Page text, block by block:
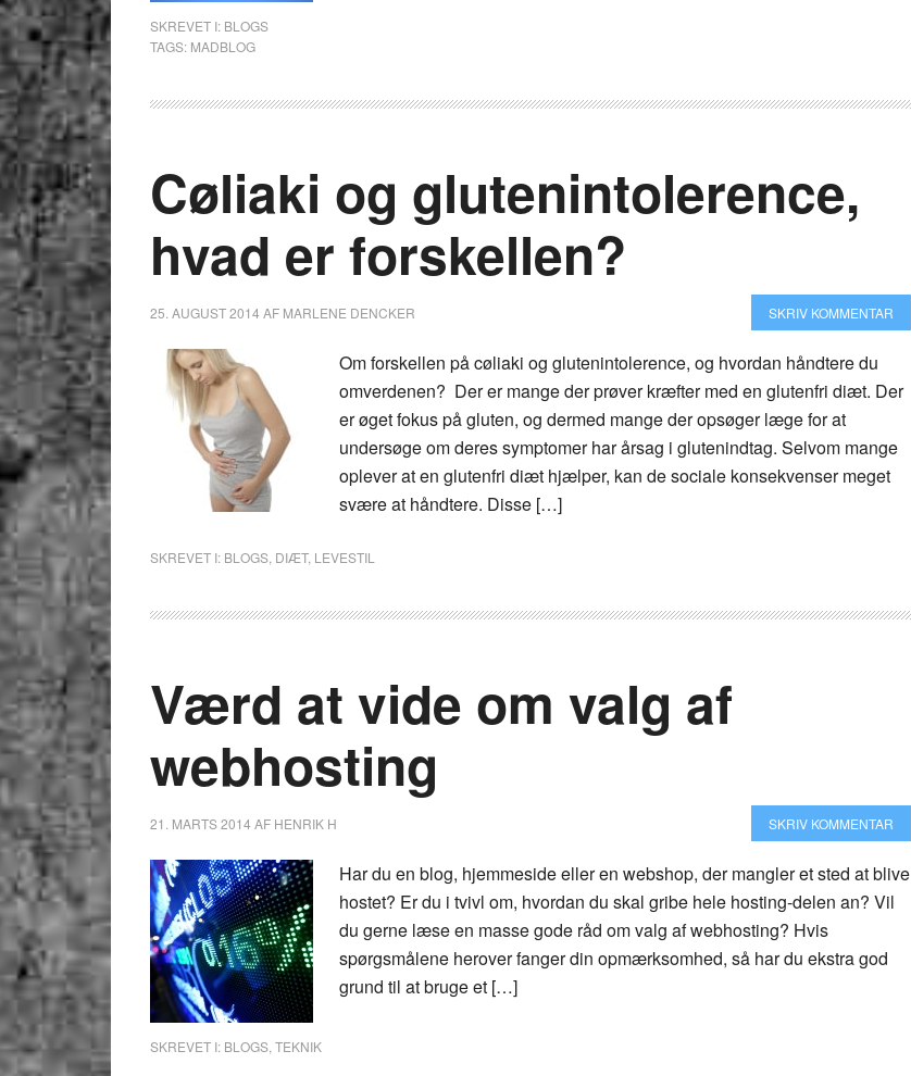
SKREVET I: BLOGS
TAGS: MADBLOG
Cøliaki og glutenintolerence,
hvad er forskellen?
25. AUGUST 2014 AF MARLENE DENCKER SKRIV KOMMENTAR
Om forskellen på cøliaki og glutenintolerence, og hvordan håndtere du
omverdenen? Der er mange der prøver kræfter med en glutenfri diæt. Der
er øget fokus på gluten, og dermed mange der opsøger læge for at
undersøge om deres symptomer har årsag i glutenindtag. Selvom mange
oplever at en glutenfri diæt hjælper, kan de sociale konsekvenser meget
svære at håndtere. Disse […]
SKREVET I: BLOGS DIÆT, LEVESTIL
Værd at vide om valg af
webhosting
21. MARTS 2014 AF HENRIK H SKRIV KOMMENTAR
Har du en blog, hjemmeside eller en webshop, der mangler et sted at blive
hostet? Er du i tvivl om, hvordan du skal gribe hele hosting-delen an? Vil
du gerne læse en masse gode råd om valg af webhosting? Hvis
spørgsmålene herover fanger din opmærksomhed, så har du ekstra god
grund til at bruge et […]
SKREVET I: BLOGS TEKNIK